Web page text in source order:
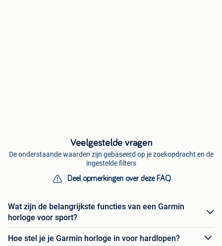
Veelgestelde vragen
De onderstaande waarden zijn gebaseerd op je zoekopdracht en de
ingestelde filters
Deel opmerkingen over deze FAQ
Wat zijn de belangrijkste functies van een Garmin
horloge voor sport?
Hoe stel je je Garmin horloge in voor hardlopen?